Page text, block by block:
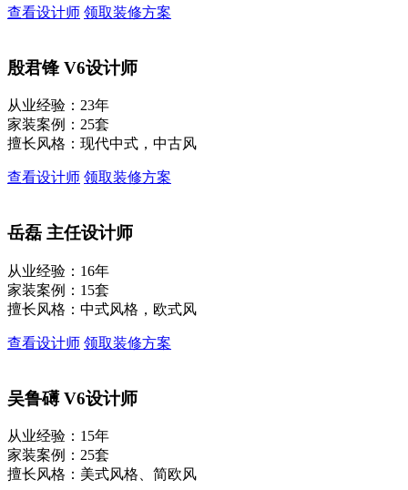
查看设计师 领取装修方案
殷君锋 V6设计师
从业经验：23年
家装案例：25套
擅长风格：现代中式，中古风
查看设计师 领取装修方案
岳磊 主任设计师
从业经验：16年
家装案例：15套
擅长风格：中式风格，欧式风
查看设计师 领取装修方案
吴鲁礡V6设计师
从业经验：15年
家装案例：25套
擅长风格：美式风格、简欧风